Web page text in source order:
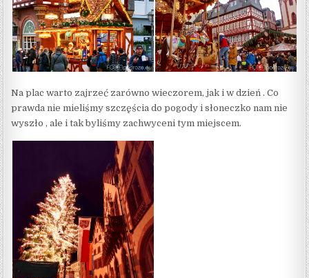
Na plac warto zajrzeć zarówno wieczorem, jak i w dzień . Co
prawda nie mieliśmy szczęścia do pogody i słoneczko nam nie
wyszło , ale i tak byliśmy zachwyceni tym miejscem.